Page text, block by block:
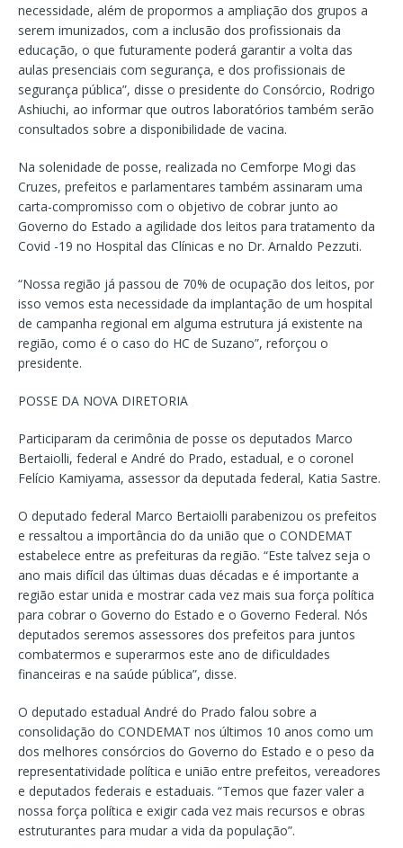
necessidade, além de propormos a ampliação dos grupos a
serem imunizados, com a inclusão dos profissionais da
educação, o que futuramente poderá garantir a volta das
aulas presenciais com segurança, e dos profissionais de
segurança pública”, disse o presidente do Consórcio, Rodrigo
Ashiuchi, ao informar que outros laboratórios também serão
consultados sobre a disponibilidade de vacina.
Na solenidade de posse, realizada no Cemforpe Mogi das
Cruzes, prefeitos e parlamentares também assinaram uma
carta-compromisso com o objetivo de cobrar junto ao
Governo do Estado a agilidade dos leitos para tratamento da
Covid -19 no Hospital das Clínicas e no Dr. Arnaldo Pezzuti.
“Nossa região já passou de 70% de ocupação dos leitos, por
isso vemos esta necessidade da implantação de um hospital
de campanha regional em alguma estrutura já existente na
região, como é o caso do HC de Suzano”, reforçou o
presidente.
POSSE DA NOVA DIRETORIA
Participaram da cerimônia de posse os deputados Marco
Bertaiolli, federal e André do Prado, estadual, e o coronel
Felício Kamiyama, assessor da deputada federal, Katia Sastre.
O deputado federal Marco Bertaiolli parabenizou os prefeitos
e ressaltou a importância do da união que o CONDEMAT
estabelece entre as prefeituras da região. “Este talvez seja o
ano mais difícil das últimas duas décadas e é importante a
região estar unida e mostrar cada vez mais sua força política
para cobrar o Governo do Estado e o Governo Federal. Nós
deputados seremos assessores dos prefeitos para juntos
combatermos e superarmos este ano de dificuldades
financeiras e na saúde pública”, disse.
O deputado estadual André do Prado falou sobre a
consolidação do CONDEMAT nos últimos 10 anos como um
dos melhores consórcios do Governo do Estado e o peso da
representatividade política e união entre prefeitos, vereadores
e deputados federais e estaduais. “Temos que fazer valer a
nossa força política e exigir cada vez mais recursos e obras
estruturantes para mudar a vida da população”.